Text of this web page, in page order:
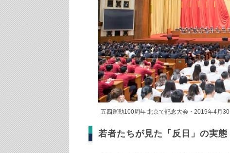
五四運動100周年 北京で記念大会・2019年4月30
若者たちが見た「反日」の実態